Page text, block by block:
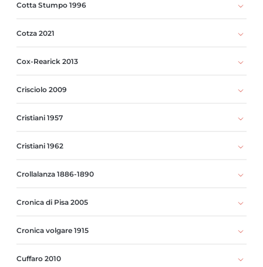
Cotta Stumpo 1996
Cotza 2021
Cox-Rearick 2013
Crisciolo 2009
Cristiani 1957
Cristiani 1962
Crollalanza 1886-1890
Cronica di Pisa 2005
Cronica volgare 1915
Cuffaro 2010